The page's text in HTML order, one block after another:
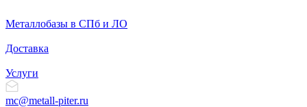
Металлобазы в СПб и ЛО
Доставка
Услуги
mc@metall-piter.ru